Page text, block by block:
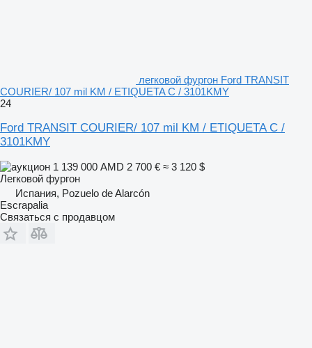
легковой фургон Ford TRANSIT
COURIER/ 107 mil KM / ETIQUETA C / 3101KMY
24
Ford TRANSIT COURIER/ 107 mil KM / ETIQUETA C /
3101KMY
1 139 000 AMD 2 700 € ≈ 3 120 $
Легковой фургон
Испания, Pozuelo de Alarcón
Escrapalia
Связаться с продавцом